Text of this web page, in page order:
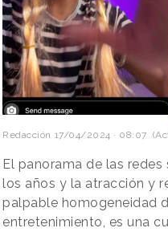
Redacción 17/04/2024 · 08:07
El panorama de las
los años y la atracción y
palpable homogeneidad
entretenimiento, es una